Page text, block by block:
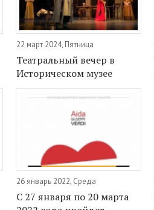
22 март 2024, Пятница
Театральный вечер в
Историческом музее
26 январь 2022, Среда
С 27 января по 20 марта